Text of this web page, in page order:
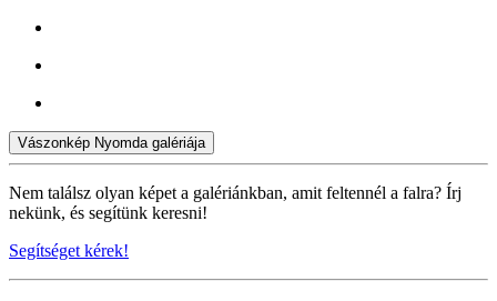
Vászonkép Nyomda galériája
Nem találsz olyan képet a galériánkban, amit feltennél a falra? Írj
nekünk, és segítünk keresni!
Segítséget kérek!